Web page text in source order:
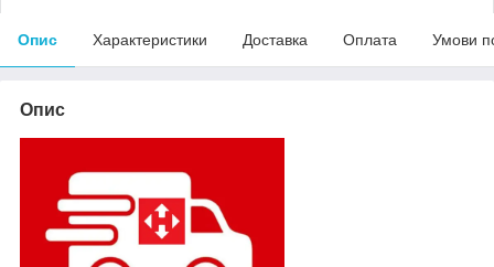
Опис Характеристики Доставка Оплата Умови
Опис